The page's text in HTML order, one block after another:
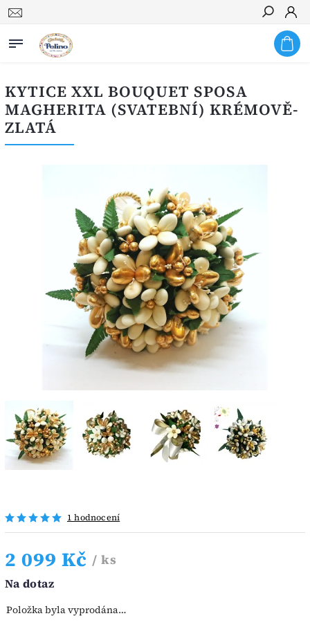
Hledat
KYTICE XXL BOUQUET SPOSA
MAGHERITA (SVATEBNÍ) KRÉMOVĚ-
ZLATÁ
1 hodnocení
2 099 Kč / ks
Na dotaz
Položka byla vyprodána…